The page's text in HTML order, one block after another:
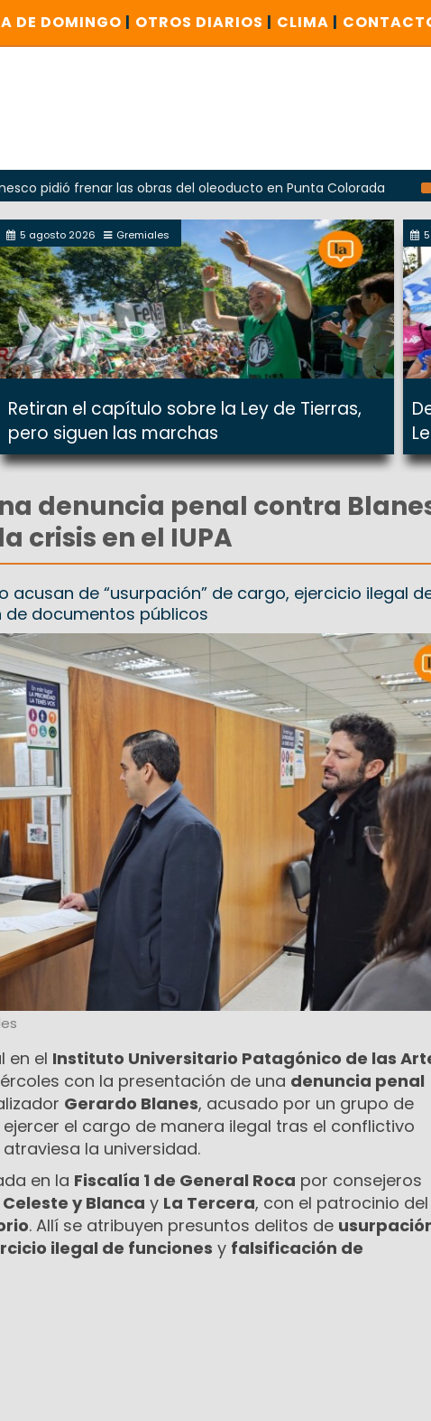
DE DOMINGO | OTROS DIARIOS | CLIMA |
frenar las obras del oleoducto en Punta Colorada
Odarda
5 agosto 2026 Gremiales
Retiran el capítulo sobre la Ley de Tierras,
pero siguen las marchas
denuncia penal contra
crisis en el IUPA
acusan de “usurpación” de cargo, ejercicio ilegal
documentos públicos
en el Instituto Universitario Patagónico de las
con la presentación de una denuncia penal
Gerardo Blanes, acusado por un grupo de
el cargo de manera ilegal tras el conflictivo
la universidad.
en la Fiscalía 1 de General Roca por consejeros
Celeste y Blanca y La Tercera, con el patrocinio del
. Allí se atribuyen presuntos delitos de
ilegal de funciones y falsificación de